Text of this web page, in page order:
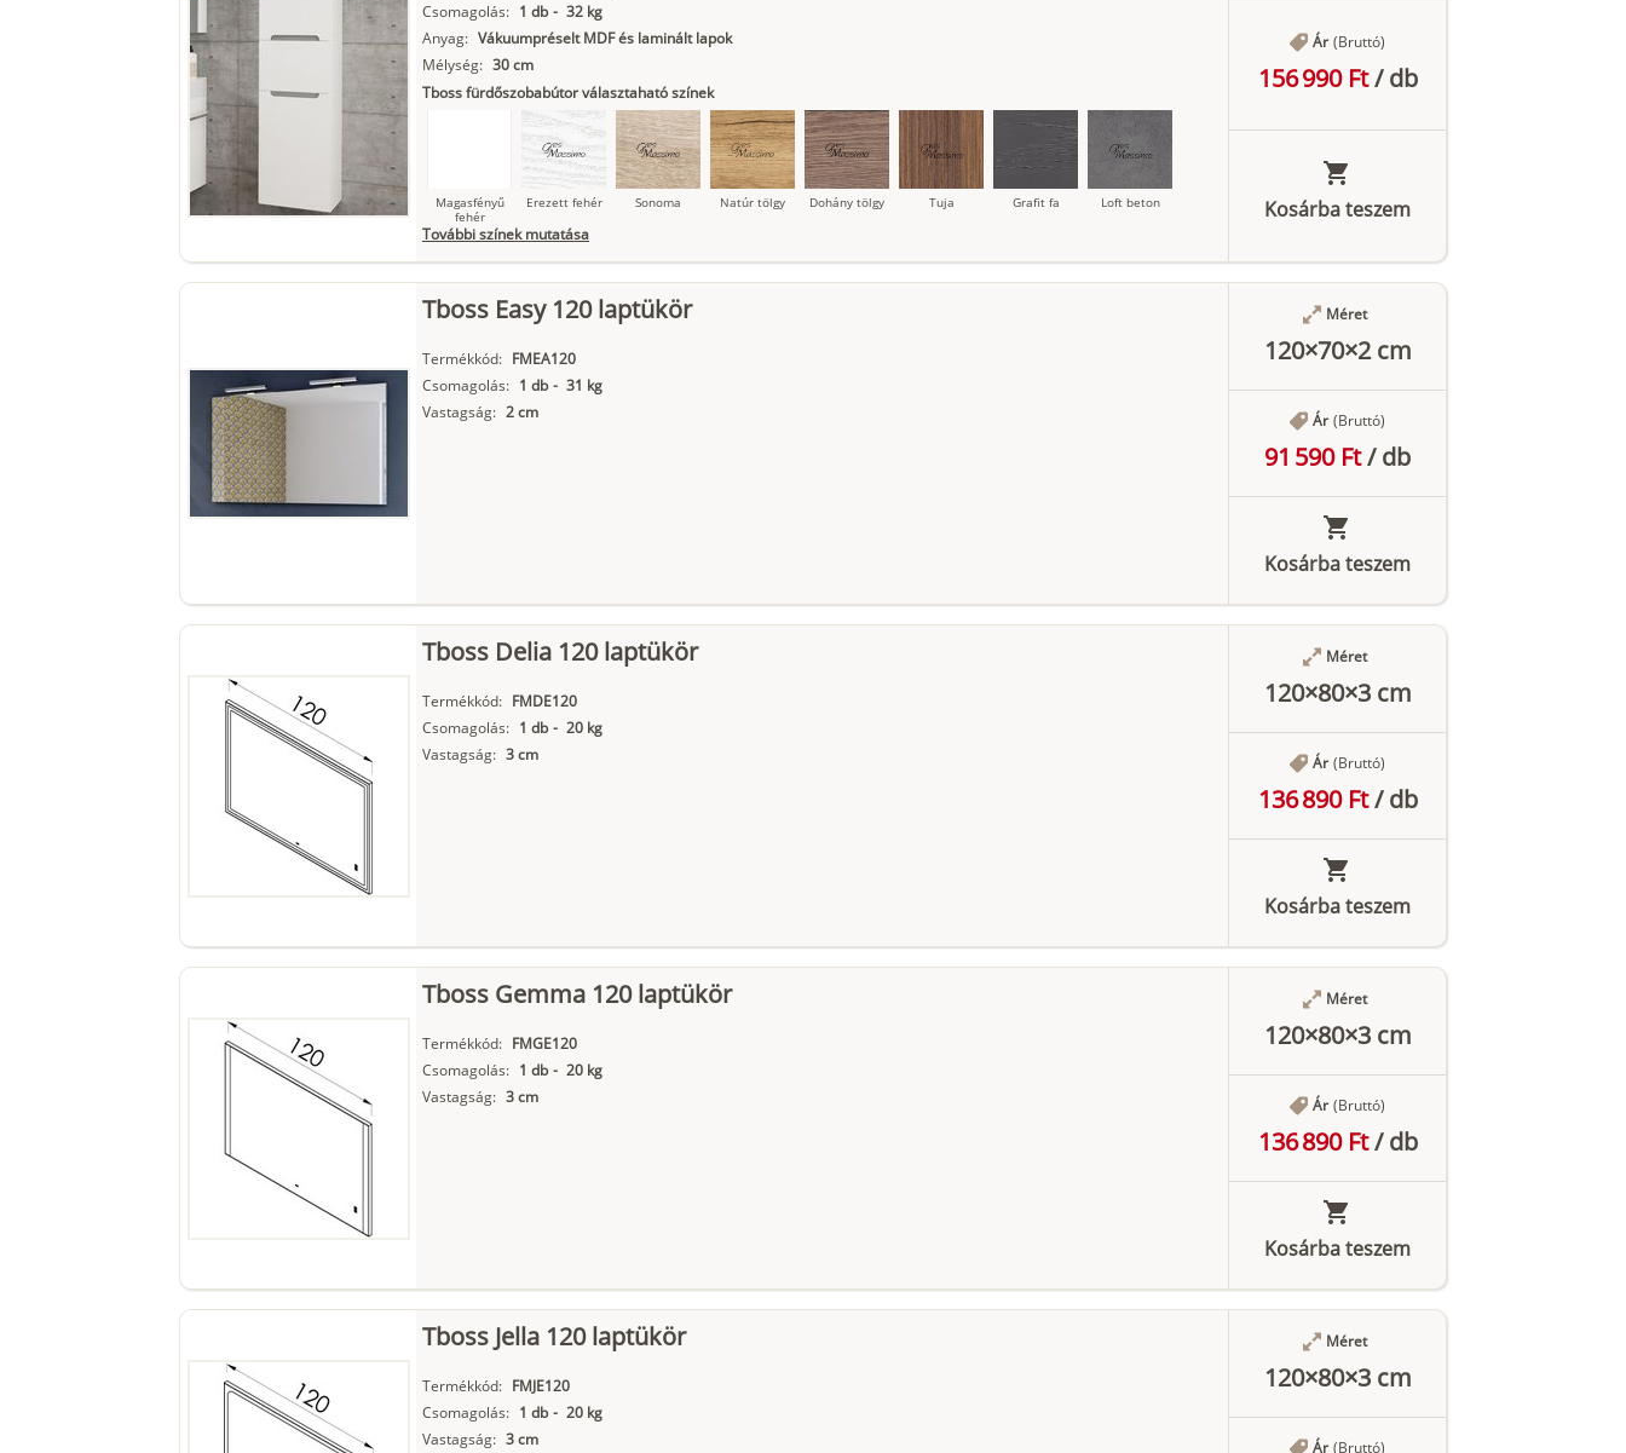
Matt fekete
Csomagolás: 1 db - 32 kg
Anyag: Vákuumpréselt MDF és laminált lapok
Mélység: 30 cm
Tboss fürdőszobabútor választaható színek
Magasfényű
fehér
Erezett fehér Sonoma Natúr tölgy Dohány tölgy Tuja Grafit fa Loft beton
Szupermatt
Lágy krém Kasmír
További színek mutatása
Ár (Bruttó)
156 990 Ft/db
Kosárba teszem
Tboss Easy 120 laptükör
Termékkód: FMEA120
Csomagolás: 1 db - 31 kg
Vastagság: 2 cm
Méret
120×70×2 cm
Ár (Bruttó)
91 590 Ft/db
Kosárba teszem
Tboss Delia 120 laptükör
Termékkód: FMDE120
Csomagolás: 1 db - 20 kg
Vastagság: 3 cm
Méret
120×80×3 cm
Ár (Bruttó)
136 890 Ft/db
Kosárba teszem
Tboss Gemma 120 laptükör
Termékkód: FMGE120
Csomagolás: 1 db - 20 kg
Vastagság: 3 cm
Méret
120×80×3 cm
Ár (Bruttó)
136 890 Ft/db
Kosárba teszem
Tboss Jella 120 laptükör
Termékkód: FMJE120
Csomagolás: 1 db - 20 kg
Vastagság: 3 cm
Méret
120×80×3 cm
Ár (Bruttó)